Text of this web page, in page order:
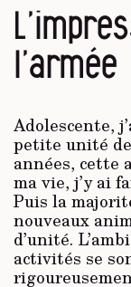
l’armée
Adolescente,
petite unité
années, cette
ma vie, j’y ai
Puis la
nouveaux
d’unité.
activités se